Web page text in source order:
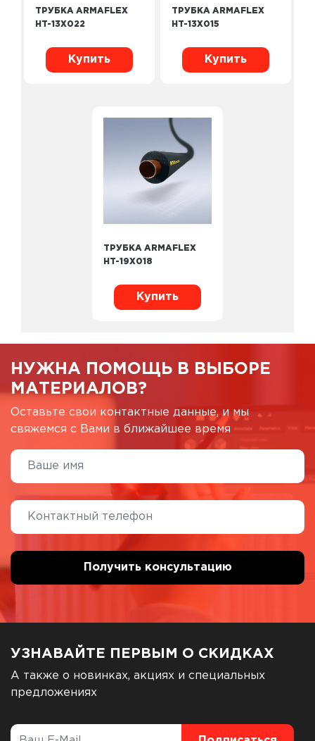
ТРУБКА ARMAFLEX
HT-13X022
Купить
ТРУБКА ARMAFLEX
HT-13X015
Купить
ТРУБКА ARMAFLEX
HT-19X018
Купить
НУЖНА ПОМОЩЬ В ВЫБОРЕ
МАТЕРИАЛОВ?
Оставьте свои контактные данные, и мы
свяжемся с Вами в ближайшее время
УЗНАВАЙТЕ ПЕРВЫМ О СКИДКАХ
А также о новинках, акциях и специальных
предложениях